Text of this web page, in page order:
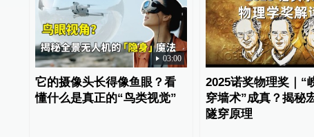
03:00
它的摄像头长得像鱼眼？看
懂什么是真正的“鸟类视觉”
2025诺奖物理奖｜“
穿墙术”成真？揭秘
隧穿原理